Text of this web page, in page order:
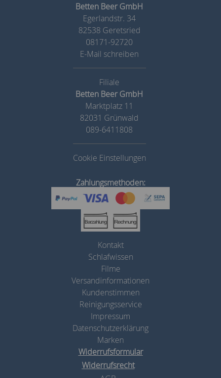
Betten Beer GmbH
Egerlandstr. 34
82538 Geretsried
08171-92720
E-Mail schreiben
Betten Beer GmbH
Marktplatz 11
82031 Grünwald
089-6411808
Cookie Einstellungen
Zahlungsmethoden:
Kontakt
Schlafwissen
Filme
Versandinformationen
Kundenstimmen
Reinigungsservice
Impressum
Datenschutzerklärung
Marken
Widerrufsformular
Widerrufsrecht